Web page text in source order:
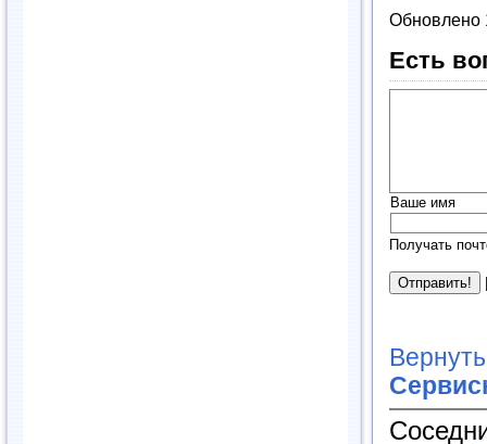
Обновлено
Есть
Ваше имя
Получать